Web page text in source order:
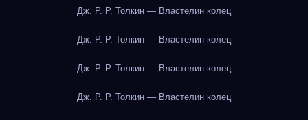
Дж. Р. Р. Толкин — Властелин колец
Дж. Р. Р. Толкин — Властелин колец
Дж. Р. Р. Толкин — Властелин колец
Дж. Р. Р. Толкин — Властелин колец